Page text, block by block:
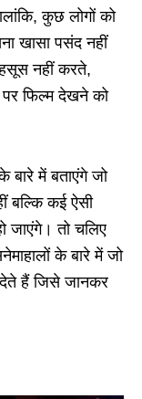
कुछ लोगों को
खासा पसंद नहीं
नहीं करते,
फिल्म देखने को
में बताएंगे जो
बल्कि कई ऐसी
जाएंगे। तो चलिए
के बारे में जो
देते हैं जिसे जानकर